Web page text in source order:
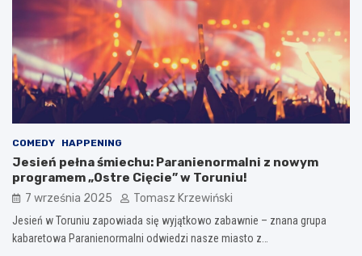
COMEDY HAPPENING
Jesień pełna śmiechu: Paranienormalni z nowym
programem „Ostre Cięcie” w Toruniu!
7 września 2025 Tomasz Krzewiński
Jesień w Toruniu zapowiada się wyjątkowo zabawnie – znana grupa
kabaretowa Paranienormalni odwiedzi nasze miasto z…